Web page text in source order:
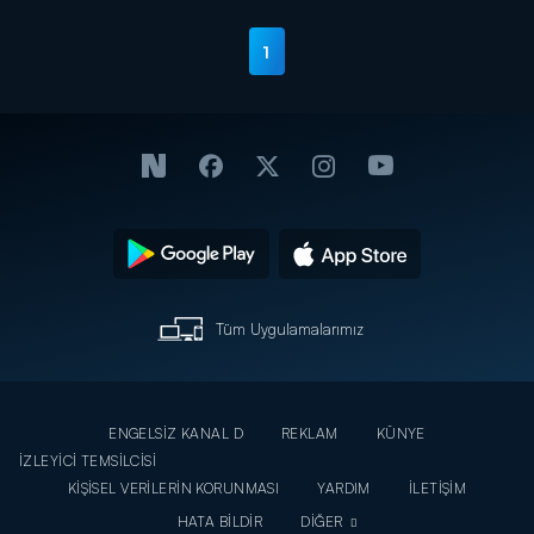
1
Tüm Uygulamalarımız
ENGELSİZ KANAL D REKLAM
KÜNYE
İZLEYİCİ TEMSİLCİSİ
KİŞİSEL VERİLERİN KORUNMASI
YARDIM
İLETİŞİM
HATA BİLDİR
DİĞER